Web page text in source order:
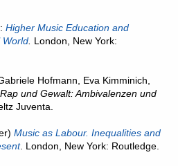
Higher Music Education and
World London, New York:
Hofmann, Eva Kimminich,
und Gewalt: Ambivalenzen und
Juventa.
Music as Labour. Inequalities and
. London, New York: Routledge.